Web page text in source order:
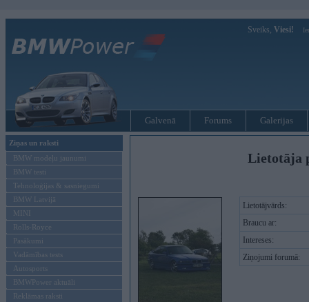
Sveiks, Viesi!
Galvenā Forums Galerijas
Ziņas un raksti
BMW modeļu jaunumi
BMW testi
Tehnoloģijas & sasniegumi
BMW Latvijā
MINI
Rolls-Royce
Pasākumi
Vadāmības tests
Autosports
BMWPower aktuāli
Reklāmas raksti
Lietotāja
Lietotājvārds:
Braucu ar:
Intereses:
Ziņojumi forumā: